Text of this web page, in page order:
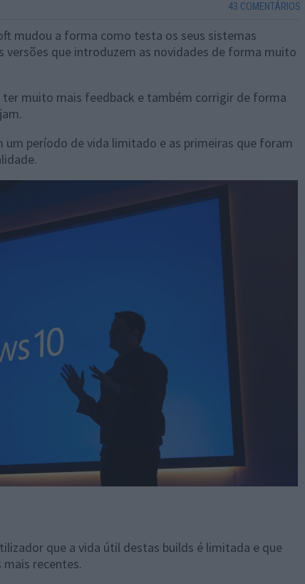
43 COMENTÁRIOS
mudou a forma como testa os seus sistemas
versões que introduzem as novidades de forma muito
muito mais feedback e também corrigir de forma
período de vida limitado e as primeiras que foram
que a vida útil destas builds é limitada e que
recentes.